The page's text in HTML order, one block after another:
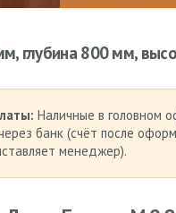
глубина 800 мм,
Наличные в головном
банк (счёт после
менеджер).